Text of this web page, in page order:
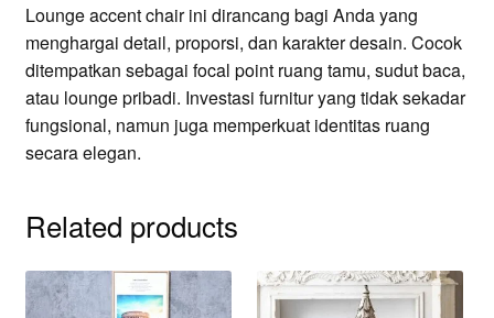
Lounge accent chair ini dirancang bagi Anda yang
menghargai detail, proporsi, dan karakter desain. Cocok
ditempatkan sebagai focal point ruang tamu, sudut baca,
atau lounge pribadi. Investasi furnitur yang tidak sekadar
fungsional, namun juga memperkuat identitas ruang
secara elegan.
Related products